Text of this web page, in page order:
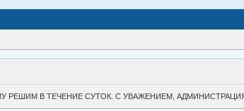
РЕШИМ В ТЕЧЕНИЕ СУТОК. С УВАЖЕНИЕМ,